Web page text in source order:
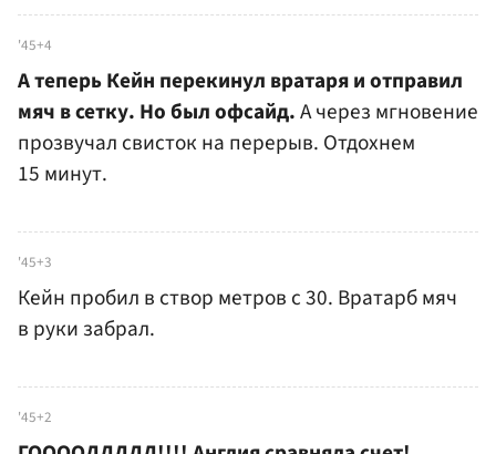
'45+4
А теперь Кейн перекинул вратаря и отправил
мяч в сетку. Но был офсайд.А через мгновение
прозвучал свисток на перерыв. Отдохнем
15 минут.
'45+3
Кейн пробил в створ метров с 30. Вратарб мяч
в руки забрал.
'45+2